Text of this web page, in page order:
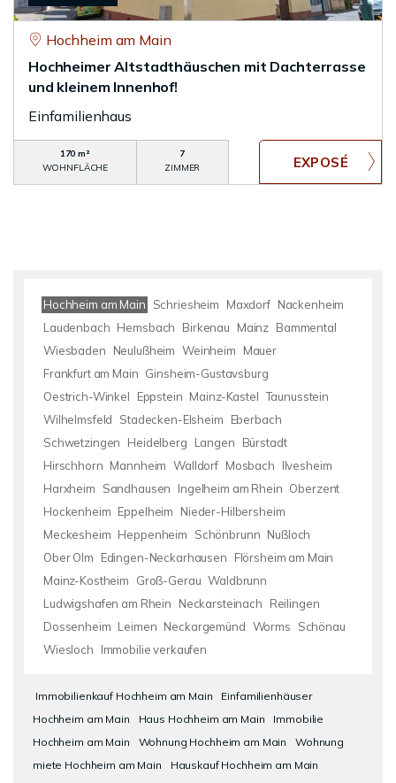
Hochheim am Main
Hochheimer Altstadthäuschen mit Dachterrasse
und kleinem Innenhof!
Einfamilienhaus
170 m²
WOHNFLÄCHE
7
ZIMMER
Hochheim am Main Schriesheim Maxdorf Nackenheim
Laudenbach Hemsbach Birkenau Mainz Bammental
Wiesbaden
Neulußheim Weinheim
Mauer
Frankfurt am Main Ginsheim-Gustavsburg
Oestrich-Winkel
Eppstein Mainz-Kastel Taunusstein
Wilhelmsfeld
Stadecken-Elsheim
Eberbach
Schwetzingen
Heidelberg Langen
Bürstadt
Hirschhorn Mannheim Walldorf Mosbach
Ilvesheim
Harxheim
Sandhausen Ingelheim am Rhein Oberzent
Hockenheim Eppelheim
Nieder-Hilbersheim
Meckesheim Heppenheim Schönbrunn Nußloch
Ober Olm
Edingen-Neckarhausen
Flörsheim am Main
Mainz-Kostheim
Groß-Gerau Waldbrunn
Ludwigshafen am Rhein
Neckarsteinach
Reilingen
Dossenheim Leimen Neckargemünd Worms
Schönau
Wiesloch
Immobilie verkaufen
Immobilienkauf Hochheim am Main
Einfamilienhäuser
Hochheim am Main
Haus Hochheim am Main
Immobilie
Hochheim am Main
Wohnung Hochheim am Main
Wohnung
miete Hochheim am Main
Hauskauf Hochheim am Main